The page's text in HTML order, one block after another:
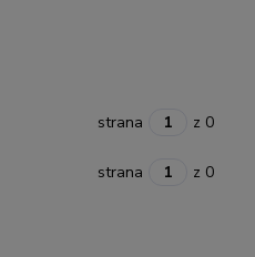
strana z 0
strana z 0